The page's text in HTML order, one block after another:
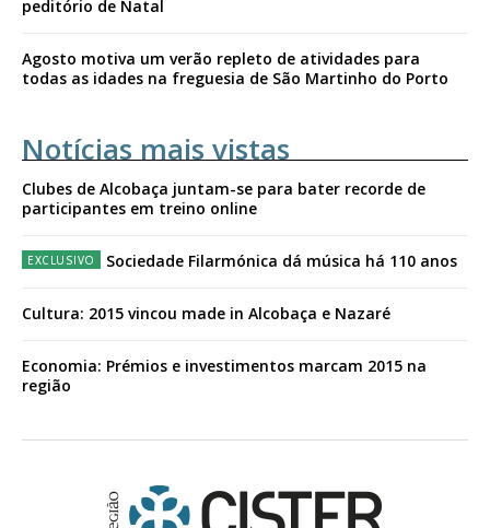
peditório de Natal
Agosto motiva um verão repleto de atividades para
todas as idades na freguesia de São Martinho do Porto
Notícias mais vistas
Clubes de Alcobaça juntam-se para bater recorde de
participantes em treino online
Sociedade Filarmónica dá música há 110 anos
Cultura: 2015 vincou made in Alcobaça e Nazaré
Economia: Prémios e investimentos marcam 2015 na
região